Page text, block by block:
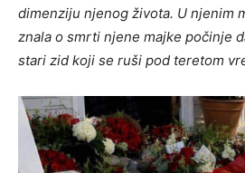
dimenziju njenog života. U njenim
znala o smrti njene majke počinje
stari zid koji se ruši pod teretom